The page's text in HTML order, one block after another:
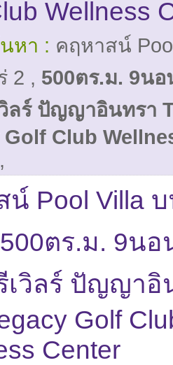
Wellness
หา : คฤหาสน์
2 , 500ตร.ม. 9น
ลร์ ปัญญาอินทรา
Golf Club
,
น์ Pool Villa
ตร.ม. 9น
เวิลร์ ปัญญาอิ
Golf
Center